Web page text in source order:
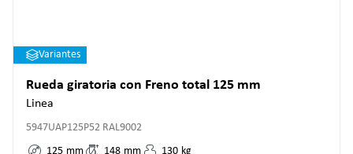
Variantes
Rueda giratoria con Freno total 125 mm
Linea
5947UAP125P52 RAL9002
125 mm 148 mm 130 kg